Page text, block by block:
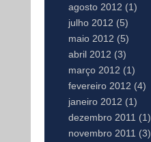
agosto 2012 (1)
julho 2012 (5)
maio 2012 (5)
abril 2012 (3)
março 2012 (1)
fevereiro 2012 (4)
janeiro 2012 (1)
dezembro 2011 (1)
novembro 2011 (3)